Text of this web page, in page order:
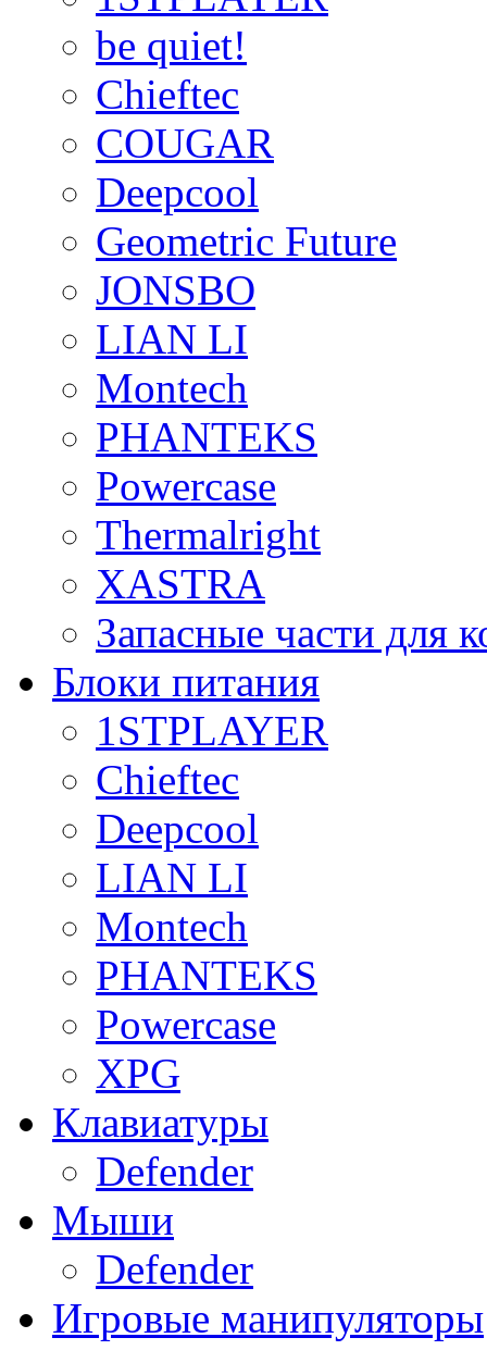
be quiet!
Chieftec
COUGAR
Deepcool
Geometric Future
JONSBO
LIAN LI
Montech
PHANTEKS
Powercase
Thermalright
XASTRA
Запасные части для
Блоки питания
1STPLAYER
Chieftec
Deepcool
LIAN LI
Montech
PHANTEKS
Powercase
XPG
Клавиатуры
Defender
Мыши
Defender
Игровые манипуляторы